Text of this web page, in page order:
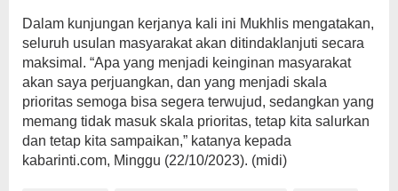
Dalam kunjungan kerjanya kali ini Mukhlis mengatakan,
seluruh usulan masyarakat akan ditindaklanjuti secara
maksimal. “Apa yang menjadi keinginan masyarakat
akan saya perjuangkan, dan yang menjadi skala
prioritas semoga bisa segera terwujud, sedangkan yang
memang tidak masuk skala prioritas, tetap kita salurkan
dan tetap kita sampaikan,” katanya kepada
kabarinti.com, Minggu (22/10/2023). (midi)